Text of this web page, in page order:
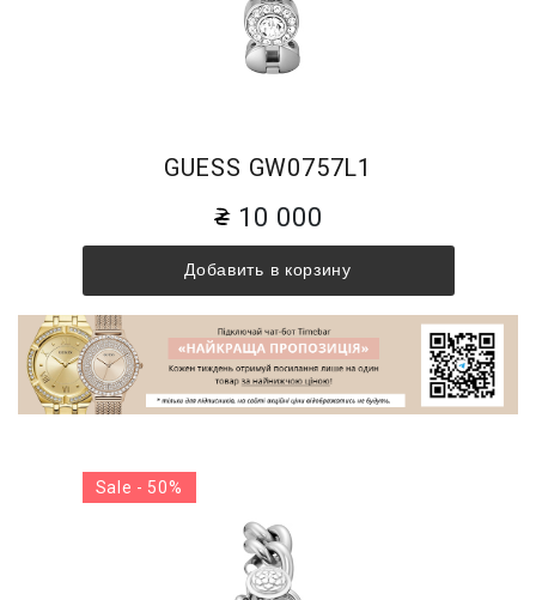
GUESS GW0757L1
10 000
Добавить в корзину
Sale - 50%